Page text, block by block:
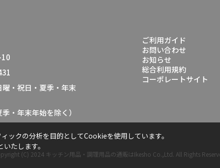
・祝日・夏季・年末
・年末年始を除く）
ご利用ガイド
お問い合わせ
お知らせ
総合利用規約
コーポレートサイト
(C) 2024 キッチン用品・調理用品の通販はIkesho Co.,Ltd. All Rights
ックの分析を目的としてCookieを使用しています。
たします。